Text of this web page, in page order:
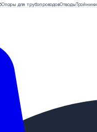
Опоры для трубопроводовОтводыТройники